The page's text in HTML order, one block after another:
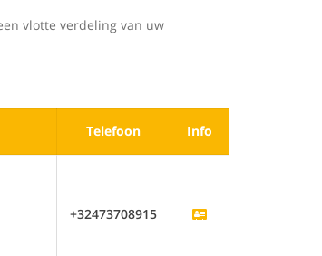
vlotte verdeling van uw
Telefoon Info
+32473708915